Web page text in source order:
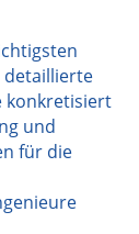
detaillierte
konkretisiert
und
für die